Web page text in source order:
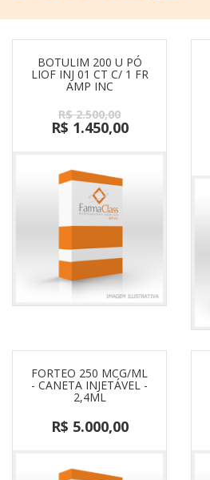
BOTULIM 200 U PÓ
LIOF INJ 01 CT C/ 1 FR
AMP INC
R$ 2.500,00
R$ 1.450,00
FORTEO 250 MCG/ML
- CANETA INJETÁVEL -
2,4ML
R$ 5.000,00